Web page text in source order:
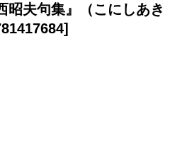
昭夫句集』（こにしあき